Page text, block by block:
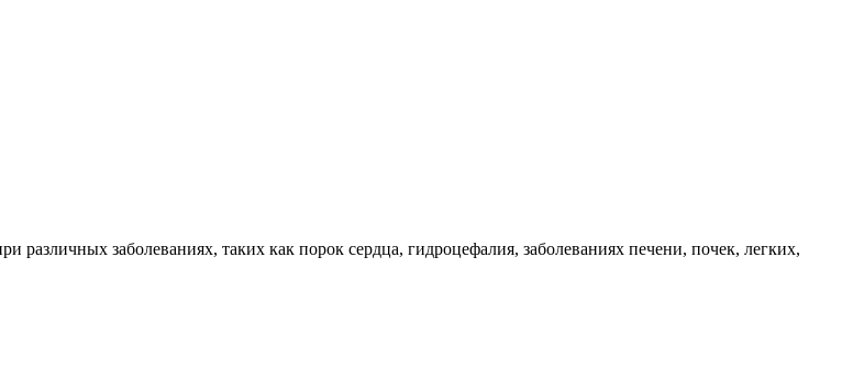
заболеваниях, таких как порок сердца, гидроцефалия, заболеваниях печени, почек, легких,